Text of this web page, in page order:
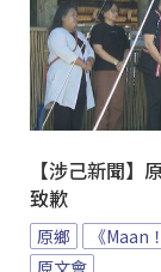
【涉己新聞】
致歉
原鄉 《Maan
原文會